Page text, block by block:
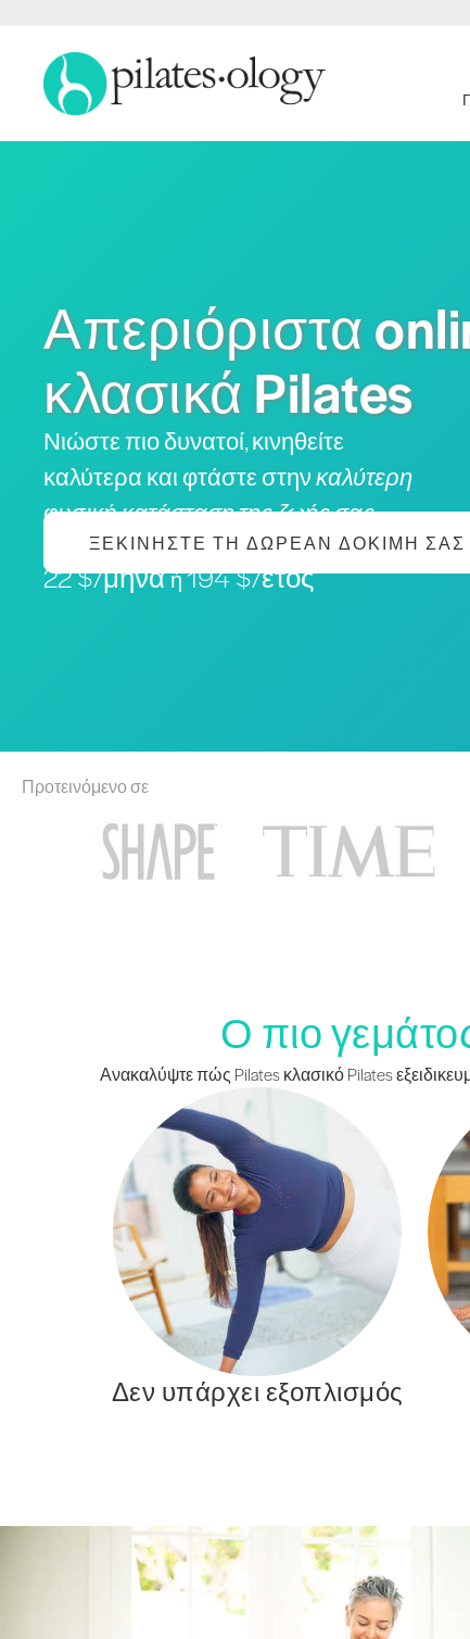
Απεριόριστα
κλασικά Pilates
Νιώστε πιο δυνατοί, κινηθείτε
καλύτερα και φτάστε στηνκαλύτερη
φυσικήκατάσταση της ζωής σας
ΞΕΚΙΝΉΣΤΕ ΤΗ ΔΩΡΕΆΝ ΔΟΚΙΜΉ ΣΑΣ
22 $/μήναή194 $/έτος
Προτεινόμενο σε
Ο πιο
Ανακαλύψτε πώς Pilates κλασικό Pilates
Δεν υπάρχει εξοπλισμός